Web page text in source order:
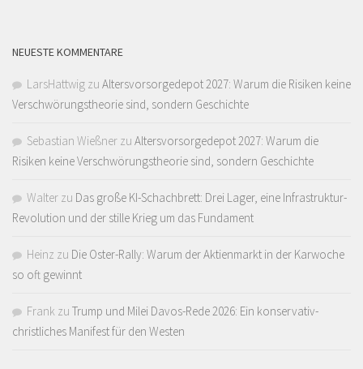
NEUESTE KOMMENTARE
LarsHattwig zu Altersvorsorgedepot 2027: Warum die Risiken keine
Verschwörungstheorie sind, sondern Geschichte
Sebastian Wießner zu Altersvorsorgedepot 2027: Warum die
Risiken keine Verschwörungstheorie sind, sondern Geschichte
Walter zu Das große KI-Schachbrett: Drei Lager, eine Infrastruktur-
Revolution und der stille Krieg um das Fundament
Heinz zu Die Oster-Rally: Warum der Aktienmarkt in der Karwoche
so oft gewinnt
Frank zu Trump und Milei Davos-Rede 2026: Ein konservativ-
christliches Manifest für den Westen